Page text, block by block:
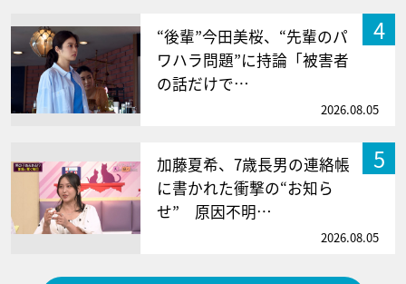
4
“後輩”今田美桜、“先輩のパ
ワハラ問題”に持論「被害者
の話だけで…
2026.08.05
5
加藤夏希、7歳長男の連絡帳
に書かれた衝撃の“お知ら
せ” 原因不明…
2026.08.05